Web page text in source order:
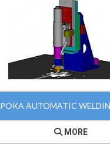
POKA AUTOMATIC
MORE